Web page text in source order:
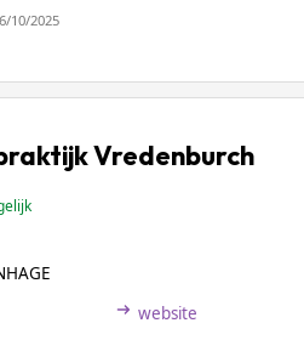
10/2025
Vredenburch
website